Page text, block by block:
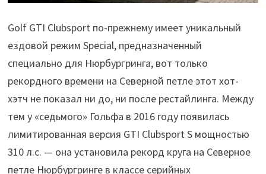
Golf GTI Clubsport по-прежнему имеет уникальный
ездовой режим Special, предназначенный
специально для Нюрбургринга, вот только
рекордного времени на Северной петле этот хот-
хэтч не показал ни до, ни после рестайлинга. Между
тем у «седьмого» Гольфа в 2016 году появилась
лимитированная версия GTI Clubsport S мощностью
310 л.с. — она установила рекорд круга на Северное
петле Нюрбургринге в классе серийных